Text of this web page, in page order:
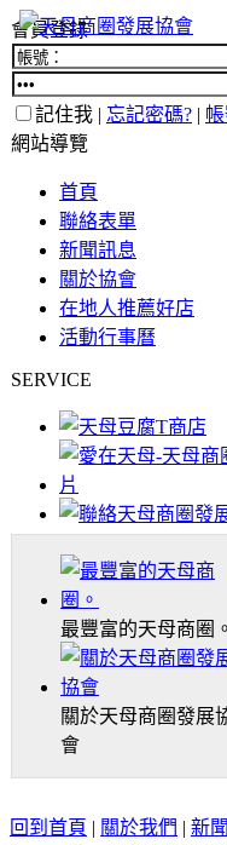
會員登錄
記住我 | 忘記密碼? |
網站導覽
首頁
聯絡表單
新聞訊息
關於協會
在地人推薦好店
活動行事曆
SERVICE
最豐富的天母商圈。
關於天母商圈發展
會
回到首頁 | 關於我們 | 新